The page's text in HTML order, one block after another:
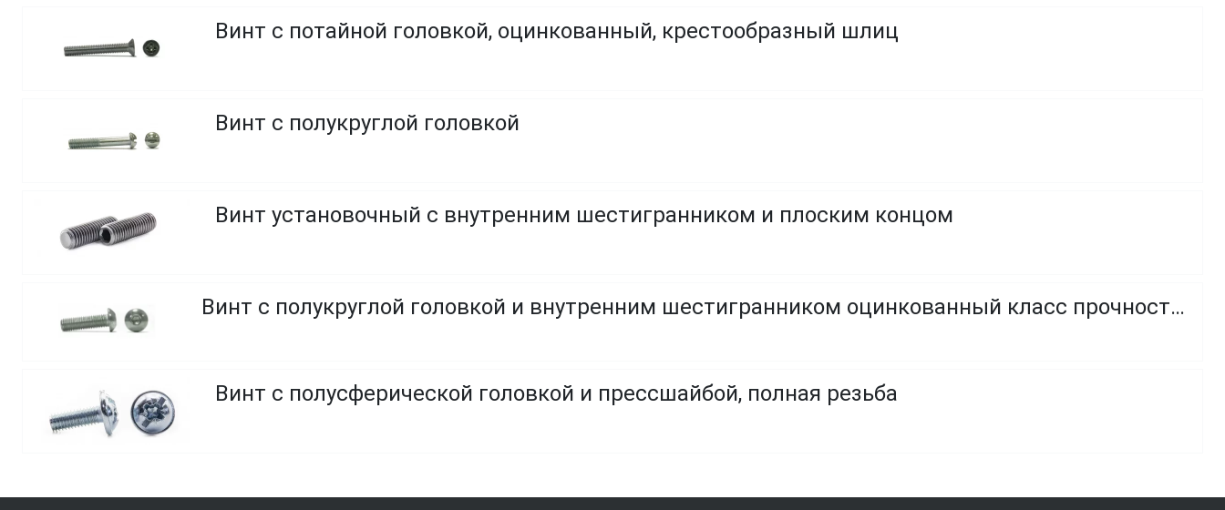
Винт с потайной головкой, оцинкованный, крестообразный шлиц
Винт с полукруглой головкой
Винт установочный с внутренним шестигранником и плоским концом
Винт с полукруглой головкой и внутренним шестигранником оцинкованный класс прочности 8.8 и 10.9
Винт с полусферической головкой и прессшайбой, полная резьба